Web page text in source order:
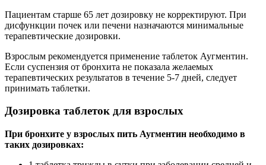
Пациентам старше 65 лет дозировку не корректируют. При
дисфункции почек или печени назначаются минимальные
терапевтические дозировки.
Взрослым рекомендуется применение таблеток Аугментин.
Если суспензия от бронхита не показала желаемых
терапевтических результатов в течение 5-7 дней, следует
принимать таблетки.
Дозировка таблеток для взрослых
При бронхите у взрослых пить Аугментин необходимо в
таких дозировках: